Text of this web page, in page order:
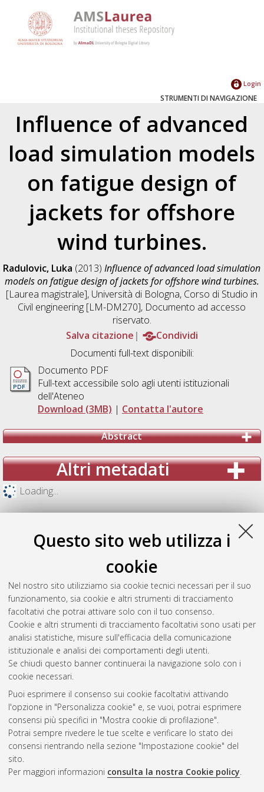
Questo sito web utilizza i
cookie
Nel nostro sito utilizziamo sia cookie tecnici necessari per il suo
funzionamento, sia cookie e altri strumenti di tracciamento
facoltativi che potrai attivare solo con il tuo consenso.
Cookie e altri strumenti di tracciamento facoltativi sono usati per
analisi statistiche, misure sull'efficacia della comunicazione
istituzionale e analisi dei comportamenti degli utenti.
Se chiudi questo banner continuerai la navigazione solo con i
cookie necessari.
Puoi esprimere il consenso sui cookie facoltativi attivando
l'opzione in "Personalizza cookie" e, se vuoi, potrai esprimere
consensi più specifici in "Mostra cookie di profilazione".
Potrai sempre rivedere le tue scelte e verificare lo stato dei
consensi rientrando nella sezione "Impostazione cookie" del
sito.
Per maggiori informazioni consulta la nostra Cookie policy.
Login
STRUMENTI DI NAVIGAZIONE
Influence of advanced
load simulation models
on fatigue design of
jackets for offshore
wind turbines.
Radulovic, Luka (2013)Influence of advanced load simulation
models on fatigue design of jackets for offshore wind turbines.
[Laurea magistrale], Università di Bologna, Corso di Studio in
Civil engineering [LM-DM270], Documento ad accesso
riservato.
Salva citazione
Condividi
Documenti full-text disponibili:
Documento PDF
Full-text accessibile solo agli utenti istituzionali
dell'Ateneo
Download (3MB) | Contatta l'autore
Abstract
Altri metadati
Loading...
Gestione del documento:
Atom
Rss 1.0
Rss 2.0
AMS Laurea